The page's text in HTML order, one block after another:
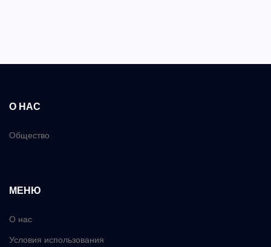
О НАС
Общество
МЕНЮ
О нас
Условия использования